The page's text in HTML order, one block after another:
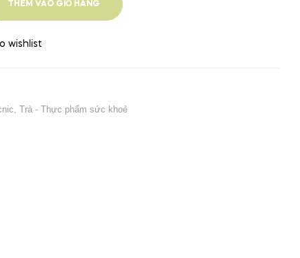
THÊM VÀO GIỎ HÀNG
wishlist
, Trà - Thực phẩm sức khoẻ